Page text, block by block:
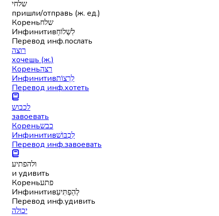
שלחי
пришли/отправь (ж. ед.)
Кореньשלח
Инфинитивלִשְׁלוֹחַ
Перевод инф.послать
רוצה
хочешь (ж.)
Кореньרצה
Инфинитивלִרְצוֹת
Перевод инф.хотеть
לכבוש
завоевать
Кореньכבש
Инфинитивלִכְבּוֹשׁ
Перевод инф.завоевать
ולהפתיע
и удивить
Кореньפתע
Инфинитивלְהַפְתִּיעַ
Перевод инф.удивить
יכולה